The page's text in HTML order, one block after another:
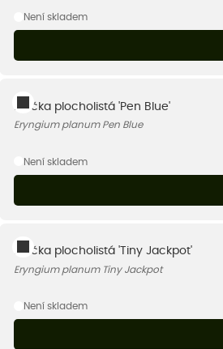
Není skladem
Máčka plocholistá 'Pen Blue'
Eryngium planum Pen Blue
Není skladem
Máčka plocholistá 'Tiny Jackpot'
Eryngium planum Tiny Jackpot
Není skladem